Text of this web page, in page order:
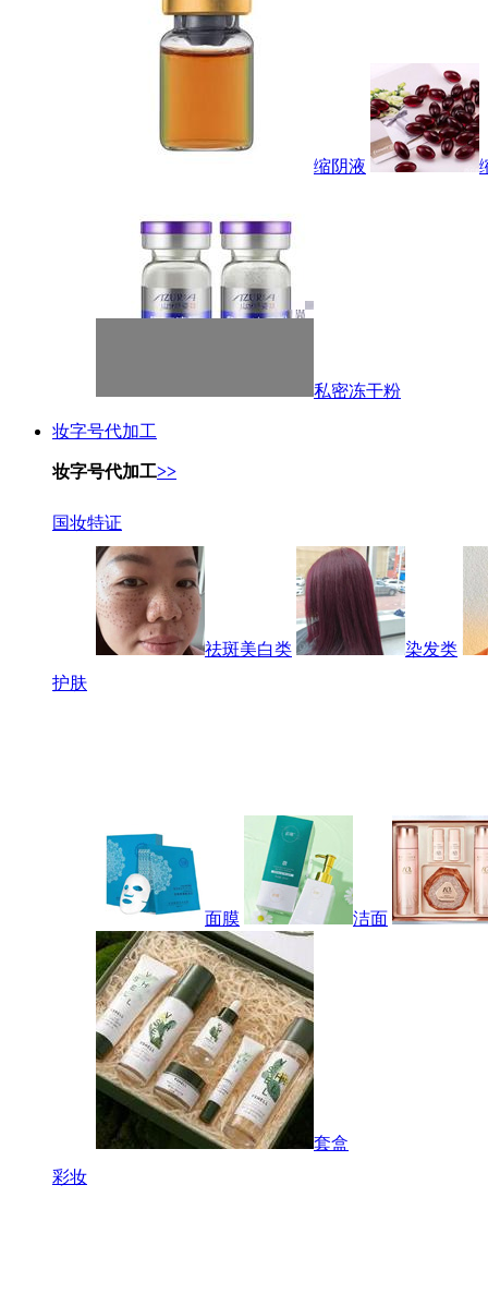
缩阴液
私密冻干粉
妆字号代加工
妆字号代加工>>
国妆特证
祛斑美白类
染发类
护肤
面膜 洁面
套盒
彩妆